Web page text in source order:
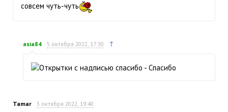
совсем чуть-чуть
asia84 5 октября 2022, 17:30 ↑
Tamar 3 октября 2022, 19:40